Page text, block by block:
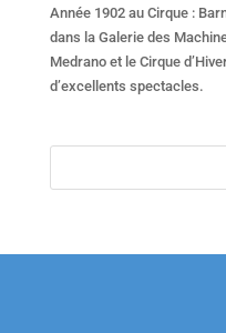
Année 1902 au Cirque :
dans la Galerie des
Medrano et le Cirque
d’excellents spectacles.